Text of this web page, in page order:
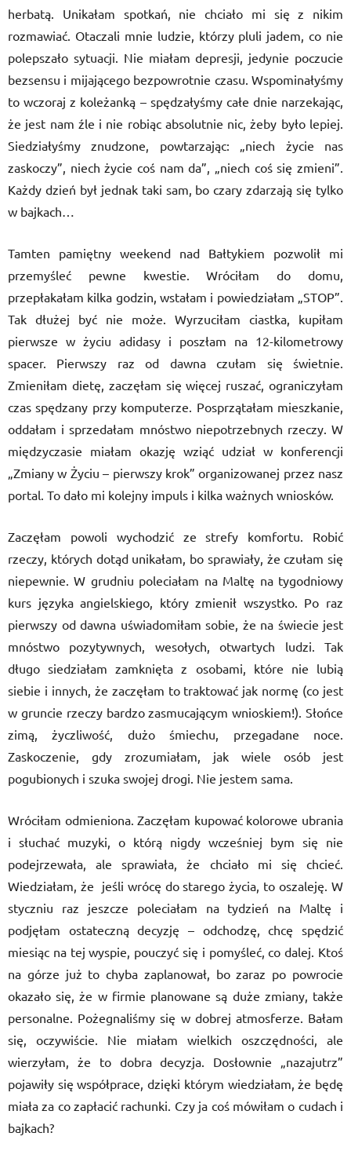
herbatą. Unikałam spotkań, nie chciało mi się z nikim
rozmawiać. Otaczali mnie ludzie, którzy pluli jadem, co nie
polepszało sytuacji. Nie miałam depresji, jedynie poczucie
bezsensu i mijającego bezpowrotnie czasu. Wspominałyśmy
to wczoraj z koleżanką – spędzałyśmy całe dnie narzekając,
że jest nam źle i nie robiąc absolutnie nic, żeby było lepiej.
Siedziałyśmy znudzone, powtarzając: „niech życie nas
zaskoczy”, niech życie coś nam da”, „niech coś się zmieni”.
Każdy dzień był jednak taki sam, bo czary zdarzają się tylko
w bajkach…
Tamten pamiętny weekend nad Bałtykiem pozwolił mi
przemyśleć pewne kwestie. Wróciłam do domu,
przepłakałam kilka godzin, wstałam i powiedziałam „STOP”.
Tak dłużej być nie może. Wyrzuciłam ciastka, kupiłam
pierwsze w życiu adidasy i poszłam na 12-kilometrowy
spacer. Pierwszy raz od dawna czułam się świetnie.
Zmieniłam dietę, zaczęłam się więcej ruszać, ograniczyłam
czas spędzany przy komputerze. Posprzątałam mieszkanie,
oddałam i sprzedałam mnóstwo niepotrzebnych rzeczy. W
międzyczasie miałam okazję wziąć udział w konferencji
„Zmiany w Życiu – pierwszy krok” organizowanej przez nasz
portal. To dało mi kolejny impuls i kilka ważnych wniosków.
Zaczęłam powoli wychodzić ze strefy komfortu. Robić
rzeczy, których dotąd unikałam, bo sprawiały, że czułam się
niepewnie. W grudniu poleciałam na Maltę na tygodniowy
kurs języka angielskiego, który zmienił wszystko. Po raz
pierwszy od dawna uświadomiłam sobie, że na świecie jest
mnóstwo pozytywnych, wesołych, otwartych ludzi. Tak
długo siedziałam zamknięta z osobami, które nie lubią
siebie i innych, że zaczęłam to traktować jak normę (co jest
w gruncie rzeczy bardzo zasmucającym wnioskiem!). Słońce
zimą, życzliwość, dużo śmiechu, przegadane noce.
Zaskoczenie, gdy zrozumiałam, jak wiele osób jest
pogubionych i szuka swojej drogi. Nie jestem sama.
Wróciłam odmieniona. Zaczęłam kupować kolorowe ubrania
i słuchać muzyki, o którą nigdy wcześniej bym się nie
podejrzewała, ale sprawiała, że chciało mi się chcieć.
Wiedziałam, że jeśli wrócę do starego życia, to oszaleję. W
styczniu raz jeszcze poleciałam na tydzień na Maltę i
podjęłam ostateczną decyzję – odchodzę, chcę spędzić
miesiąc na tej wyspie, pouczyć się i pomyśleć, co dalej. Ktoś
na górze już to chyba zaplanował, bo zaraz po powrocie
okazało się, że w firmie planowane są duże zmiany, także
personalne. Pożegnaliśmy się w dobrej atmosferze. Bałam
się, oczywiście. Nie miałam wielkich oszczędności, ale
wierzyłam, że to dobra decyzja. Dosłownie „nazajutrz”
pojawiły się współprace, dzięki którym wiedziałam, że będę
miała za co zapłacić rachunki. Czy ja coś mówiłam o cudach i
bajkach?